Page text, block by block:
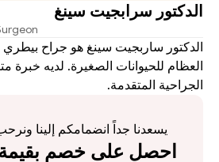
الدكتور سرابجيت سينغ
الجراحية المتقدمة.
يسعدنا جداً انضمامكم إلينا